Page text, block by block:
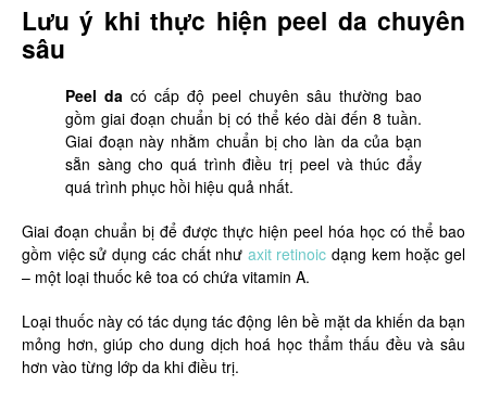
Lưu ý khi thực hiện peel da chuyên
sâu
Peel da có cấp độ peel chuyên sâu thường bao
gồm giai đoạn chuẩn bị có thể kéo dài đến 8 tuần.
Giai đoạn này nhằm chuẩn bị cho làn da của bạn
sẵn sàng cho quá trình điều trị peel và thúc đẩy
quá trình phục hồi hiệu quả nhất.
Giai đoạn chuẩn bị để được thực hiện peel hóa học có thể bao
gồm việc sử dụng các chất nhưaxit retinoic dạng kem hoặc gel
– một loại thuốc kê toa có chứa vitamin A.
Loại thuốc này có tác dụng tác động lên bề mặt da khiến da bạn
mỏng hơn, giúp cho dung dịch hoá học thẩm thấu đều và sâu
hơn vào từng lớp da khi điều trị.